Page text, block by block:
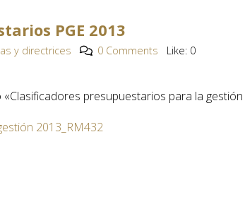
PGE 2013
y directrices 0 Comments Like: 0
presupuestarios para la gestión
2013_RM432